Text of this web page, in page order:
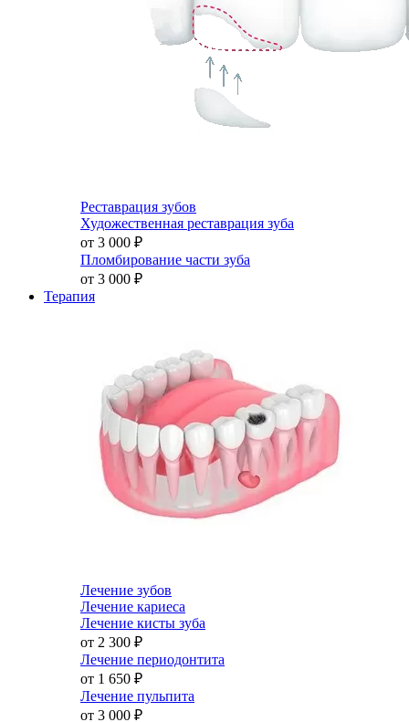
Реставрация зубов
Художественная реставрация зуба
от 3 000 ₽
Пломбирование части зуба
от 3 000 ₽
Терапия
Лечение зубов
Лечение кариеса
Лечение кисты зуба
от 2 300 ₽
Лечение периодонтита
от 1 650 ₽
Лечение пульпита
от 3 000 ₽